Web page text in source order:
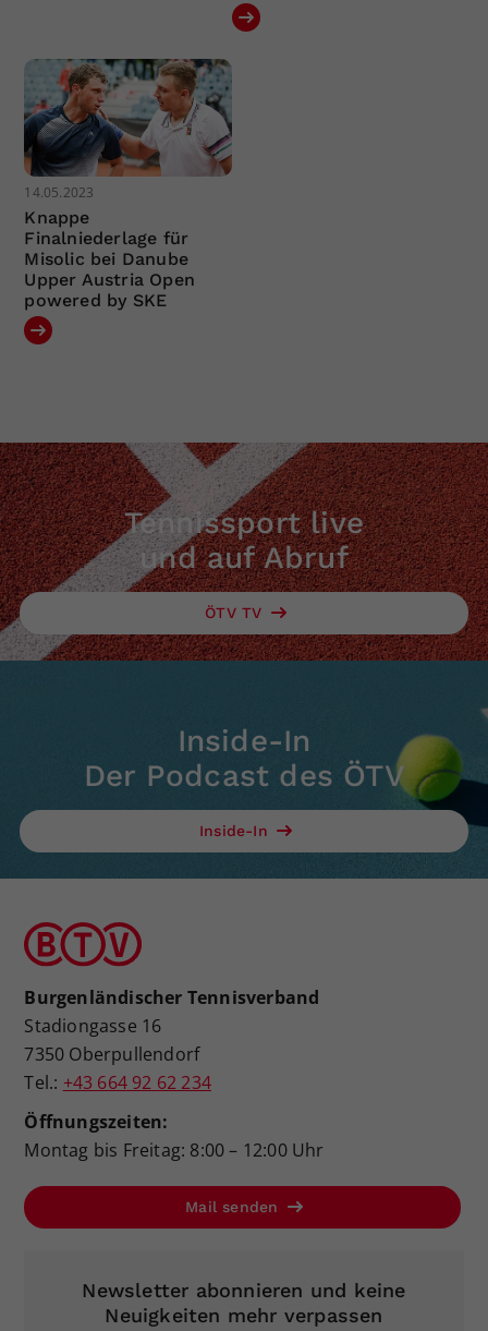
14.05.2023
Knappe
Finalniederlage für
Misolic bei Danube
Upper Austria Open
powered by SKE
Tennissport live
und auf Abruf
ÖTV TV
Inside-In
Der Podcast des ÖTV
Inside-In
Burgenländischer Tennisverband
Stadiongasse 16
7350 Oberpullendorf
Tel.: +43 664 92 62 234
Öffnungszeiten:
Montag bis Freitag: 8:00 – 12:00 Uhr
Mail senden
Newsletter abonnieren und keine
Neuigkeiten mehr verpassen